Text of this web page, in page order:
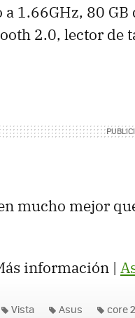
a 1.66GHz, 80
2.0, lector de
mucho mejor
información |
Vista Asus core